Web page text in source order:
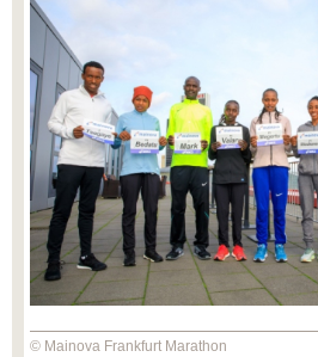
© Mainova Frankfurt Marathon